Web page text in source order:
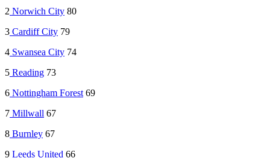
2 Norwich City 80
3 Cardiff City 79
4 Swansea City 74
5 Reading 73
6 Nottingham Forest 69
7 Millwall 67
8 Burnley 67
9 Leeds United 66